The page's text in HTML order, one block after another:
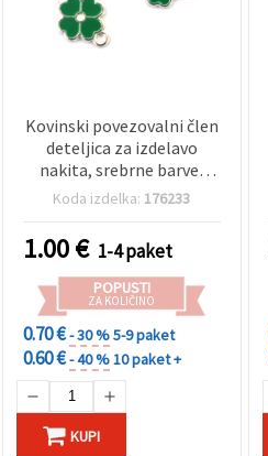
Kovinski povezovalni člen
deteljica za izdelavo
nakita, srebrne barve,
15x10x2 mm, luknja: 1,5
Koda izdelka: 176233
1.00€ 1-4 paket
POPUSTI
ZA KOLIČINO
0.70 €- 30 %5-9 paket
0.60 €- 40 %10 paket +
KUPI